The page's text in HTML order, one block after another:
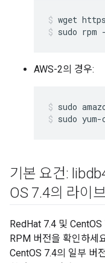
sudo
AWS-2의 경우:
sudo
기본 요건:
OS 7.4의 라이
RedHat 7.4 및 CentOS
RPM 버전을 확인하세
CentOS 7.4의 일부 버